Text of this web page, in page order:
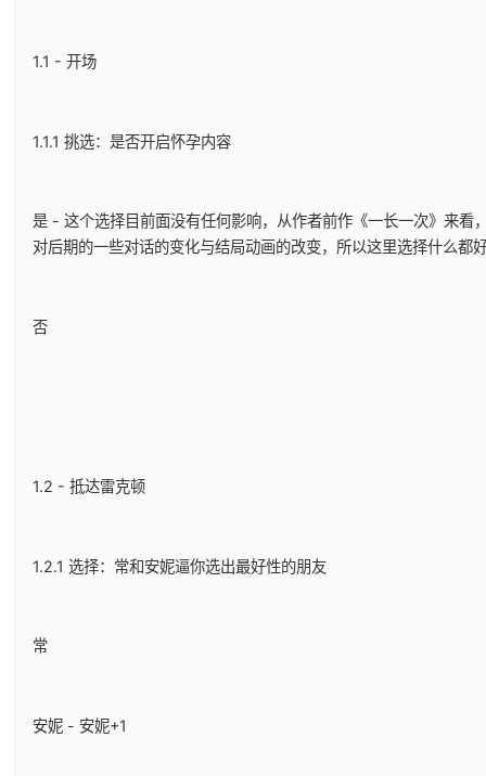
1.1 - 开场
1.1.1 挑选：是否开启怀孕内容
是 - 这个选择目前面没有任何影响，从作者前作《一长一次》来看
对后期的一些对话的变化与结局动画的改变，所以这里选择什么都
否
1.2 - 抵达雷克顿
1.2.1 选择：常和安妮逼你选出最好性的朋友
常
安妮 - 安妮+1